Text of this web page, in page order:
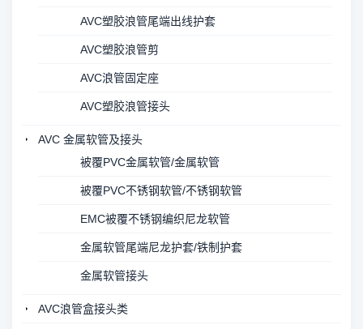
AVC塑胶浪管尾端出线护套
AVC塑胶浪管剪
AVC浪管固定座
AVC塑胶浪管接头
AVC 金属软管及接头
被覆PVC金属软管/金属软管
被覆PVC不锈钢软管/不锈钢软管
EMC被覆不锈钢编织尼龙软管
金属软管尾端尼龙护套/铁制护套
金属软管接头
AVC浪管盒接头类